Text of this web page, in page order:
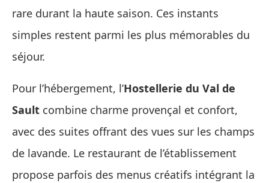
rare durant la haute saison. Ces instants
simples restent parmi les plus mémorables du
séjour.
Pour l’hébergement, l’Hostellerie du Val de
Sault combine charme provençal et confort,
avec des suites offrant des vues sur les champs
de lavande. Le restaurant de l’établissement
propose parfois des menus créatifs intégrant la